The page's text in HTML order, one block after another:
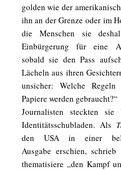
golden wie der
ihn an der Grenze oder im
die Menschen sie
Einbürgerung für eine
sobald sie den Pass
Lächeln aus ihren
unsicher: Welche
Papiere werden gebraucht?“
Journalisten steckten
Identitätsschubladen. Als
den USA in einer
Ausgabe erschien,
thematisiere „den Kampf